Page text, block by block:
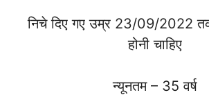
निचे दिए गए उम्र 23/09/2022
होनी चाहिए
न्यूनतम – 35 वर्ष